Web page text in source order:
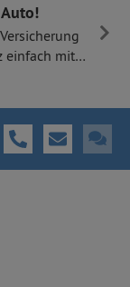
einfach mit